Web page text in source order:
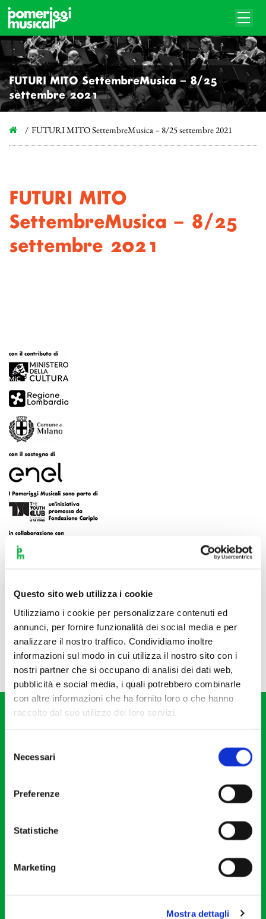
Questo sito web utilizza i cookie
Utilizziamo i cookie per personalizzare contenuti ed
annunci, per fornire funzionalità dei social media e per
analizzare il nostro traffico. Condividiamo inoltre
informazioni sul modo in cui utilizza il nostro sito con i
nostri partner che si occupano di analisi dei dati web,
pubblicità e social media, i quali potrebbero combinarle
con altre informazioni che ha fornito loro o che hanno
raccolto dal suo utilizzo dei loro servizi.
delNecessari
Preferenze
Statistiche
Marketing
Mostra dettagli
FUTURI MITO SettembreMusica – 8/25
settembre 2021
FUTURI MITO SettembreMusica – 8/25 settembre 2021
FUTURI MITO
SettembreMusica – 8/25
settembre 2021
Via S. Giovanni sul Muro, 2
Cod. Fisc. 80078650159